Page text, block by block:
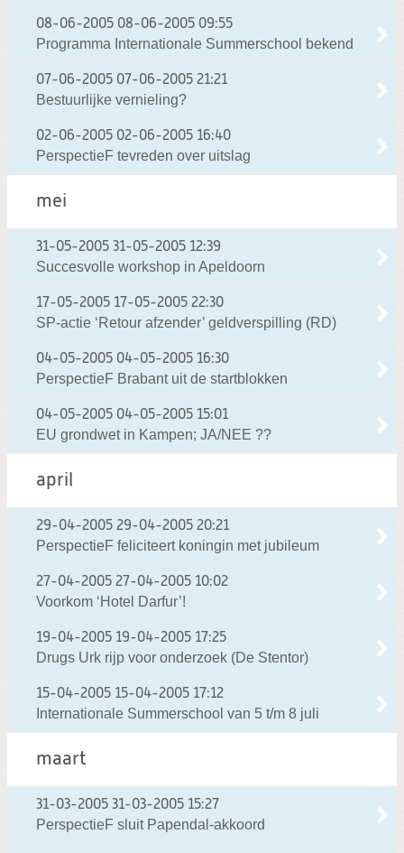
08-06-2005 08-06-2005 09:55
Programma Internationale Summerschool bekend
07-06-2005 07-06-2005 21:21
Bestuurlijke vernieling?
02-06-2005 02-06-2005 16:40
PerspectieF tevreden over uitslag
mei
31-05-2005 31-05-2005 12:39
Succesvolle workshop in Apeldoorn
17-05-2005 17-05-2005 22:30
SP-actie ‘Retour afzender’ geldverspilling (RD)
04-05-2005 04-05-2005 16:30
PerspectieF Brabant uit de startblokken
04-05-2005 04-05-2005 15:01
EU grondwet in Kampen; JA/NEE ??
april
29-04-2005 29-04-2005 20:21
PerspectieF feliciteert koningin met jubileum
27-04-2005 27-04-2005 10:02
Voorkom ‘Hotel Darfur’!
19-04-2005 19-04-2005 17:25
Drugs Urk rijp voor onderzoek (De Stentor)
15-04-2005 15-04-2005 17:12
Internationale Summerschool van 5 t/m 8 juli
maart
31-03-2005 31-03-2005 15:27
PerspectieF sluit Papendal-akkoord